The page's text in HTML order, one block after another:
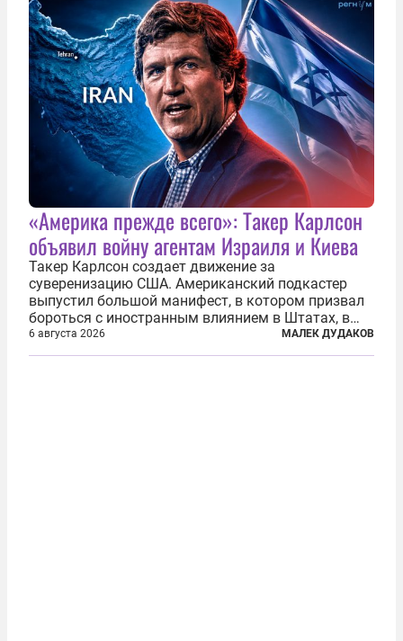
«Америка прежде всего»: Такер Карлсон
объявил войну агентам Израиля и Киева
Такер Карлсон создает движение за
суверенизацию США. Американский подкастер
выпустил большой манифест, в котором призвал
бороться с иностранным влиянием в Штатах, в
первую очередь имея в виду Израиль. А также
прекратить заморские войны, выплатить
6 августа 2026 МАЛЕК ДУДАКОВ